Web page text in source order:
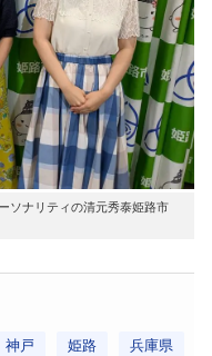
ソナリティの清元秀泰姫路市
神戸 姫路 兵庫県